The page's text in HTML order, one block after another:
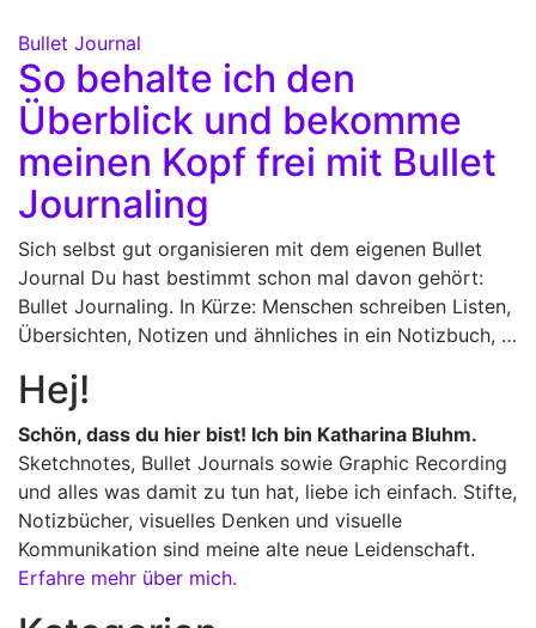
Bullet Journal
So behalte ich den
Überblick und bekomme
meinen Kopf frei mit Bullet
Journaling
Sich selbst gut organisieren mit dem eigenen Bullet
Journal Du hast bestimmt schon mal davon gehört:
Bullet Journaling. In Kürze: Menschen schreiben Listen,
Übersichten, Notizen und ähnliches in ein Notizbuch, …
Hej!
Schön, dass du hier bist! Ich bin Katharina Bluhm.
Sketchnotes, Bullet Journals sowie Graphic Recording
und alles was damit zu tun hat, liebe ich einfach. Stifte,
Notizbücher, visuelles Denken und visuelle
Kommunikation sind meine alte neue Leidenschaft.
Erfahre mehr über mich.